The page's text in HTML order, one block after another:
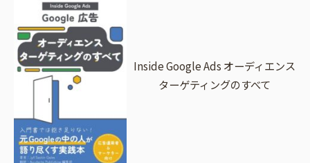
Inside Google Ads オーディエンス
ターゲティングのすべて